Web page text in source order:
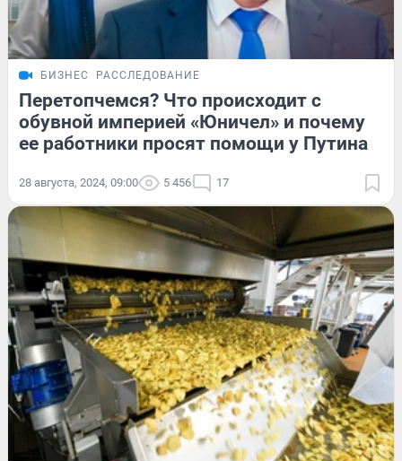
БИЗНЕС РАССЛЕДОВАНИЕ
Перетопчемся? Что происходит с
обувной империей «Юничел» и почему
ее работники просят помощи у Путина
28 августа, 2024, 09:00 5 456 17